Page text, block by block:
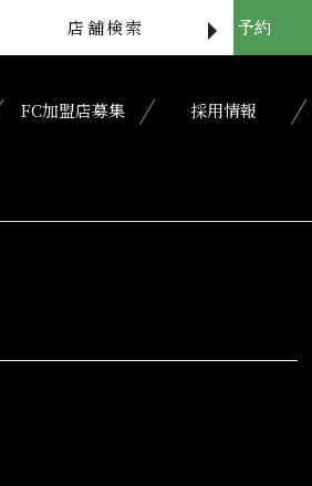
店舗検索
FC加盟店募集 採用情報